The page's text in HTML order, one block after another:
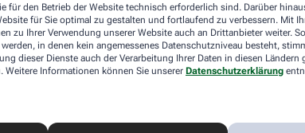
für den Betrieb der Website technisch erforderlich sind. Darüber
für Sie optimal zu gestalten und fortlaufend zu verbessern. Mit
zu Ihrer Verwendung unserer Website auch an Drittanbieter weiter.
in denen kein angemessenes Datenschutzniveau besteht,
dieser Dienste auch der Verarbeitung Ihrer Daten in diesen Ländern
Weitere Informationen können Sie unserer Datenschutzerklärung
durch Schwitzen auszugleichen.
Kopfschmerzen und Konzentrationsprobleme